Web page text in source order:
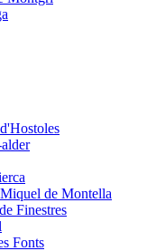
de Montella
Finestres
Fonts